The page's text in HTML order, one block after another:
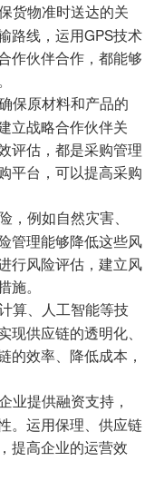
货物准时送达的关
路线，运用GPS技术
作伙伴合作，都能够
保原材料和产品的
立战略合作伙伴关
评估，都是采购管理
平台，可以提高采购
，例如自然灾害、
管理能够降低这些风
行风险评估，建立风
。
算、人工智能等技
供应链的透明化、
的效率、降低成本，
业提供融资支持，
。运用保理、供应链
提高企业的运营效